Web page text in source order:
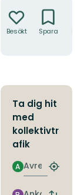
Besökt Spara
Ta dig hit
med
kollektivtr
afik
Avresa
A
Hitta